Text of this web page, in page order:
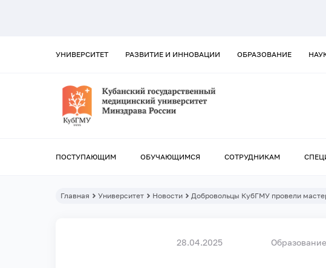
УНИВЕРСИТЕТ РАЗВИТИЕ И ИННОВАЦИИ ОБРАЗОВАНИЕ
ПОСТУПАЮЩИМ ОБУЧАЮЩИМСЯ СОТРУДНИКАМ
Главная Университет Новости Добровольцы КубГМУ провели
28.04.2025 Образование